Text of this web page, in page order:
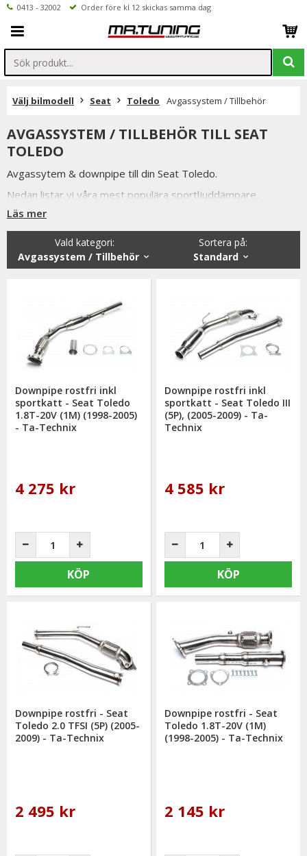
0413 - 32002 Order före kl 12 skickas samma dag
Välj bilmodell Seat Toledo Avgassystem / Tillbehör
AVGASSYSTEM / TILLBEHÖR TILL SEAT
TOLEDO
Avgassytem & downpipe till din Seat Toledo.
Nedan listar vi våra mest populära sportljuddämpare,
sportavgassystem samt downpipe till Seat Toledo.
Vi håller alltid konkurrenskraftiga priser utan att tumma på
kvaliteten hos på produkterna & vi strävar alltid efter att
erbjuda en så god service som möjligt samt snabba
Läs mer
Sortera på:
Standard
Vald kategori:
Avgassystem / Tillbehör
Downpipe rostfri inkl
sportkatt - Seat Toledo
1.8T-20V (1M) (1998-2005)
- Ta-Technix
4 275 kr
KÖP
Downpipe rostfri inkl
sportkatt - Seat Toledo III
(5P), (2005-2009) - Ta-
Technix
4 585 kr
KÖP
Downpipe rostfri - Seat
Toledo 2.0 TFSI (5P) (2005-
2009) - Ta-Technix
2 495 kr
Downpipe rostfri - Seat
Toledo 1.8T-20V (1M)
(1998-2005) - Ta-Technix
2 145 kr